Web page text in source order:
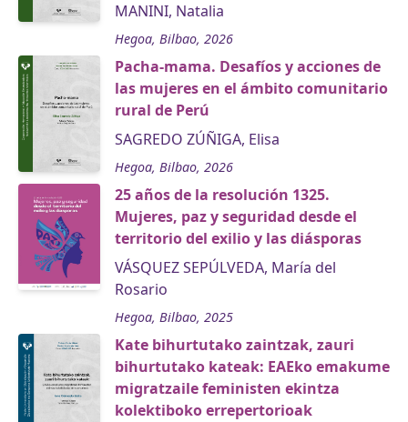
MANINI, Natalia
Hegoa, Bilbao, 2026
Pacha-mama. Desafíos y acciones de
las mujeres en el ámbito comunitario
rural de Perú
SAGREDO ZÚÑIGA, Elisa
Hegoa, Bilbao, 2026
25 años de la resolución 1325.
Mujeres, paz y seguridad desde el
territorio del exilio y las diásporas
VÁSQUEZ SEPÚLVEDA, María del
Rosario
Hegoa, Bilbao, 2025
Kate bihurtutako zaintzak, zauri
bihurtutako kateak: EAEko emakume
migratzaile feministen ekintza
kolektiboko errepertorioak